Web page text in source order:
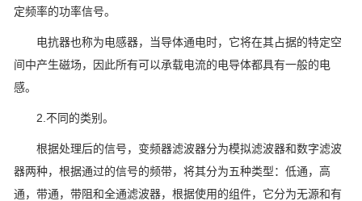
定频率的功率信号。
电抗器也称为电感器，当导体通电时，它将在其占据的特定空
间中产生磁场，因此所有可以承载电流的电导体都具有一般的电
感。
2.不同的类别。
根据处理后的信号，变频器滤波器分为模拟滤波器和数字滤波
器两种，根据通过的信号的频带，将其分为五种类型：低通，高
通，带通，带阻和全通滤波器，根据使用的组件，它分为无源和有